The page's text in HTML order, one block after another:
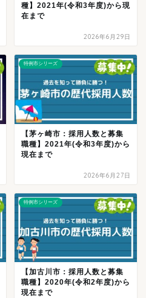
種】2021年(令和3年度)から現
在まで
2026年6月29日
特例市シリーズ
【茅ヶ崎市：採用人数と募集
職種】2021年(令和3年度)から
現在まで
2026年6月27日
特例市シリーズ
【加古川市：採用人数と募集
職種】2020年(令和2年度)から
現在まで